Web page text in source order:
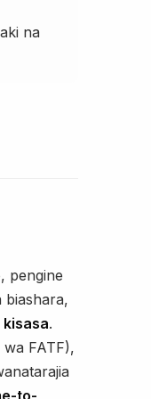
na
pengine
biashara,
.
FATF),
to-